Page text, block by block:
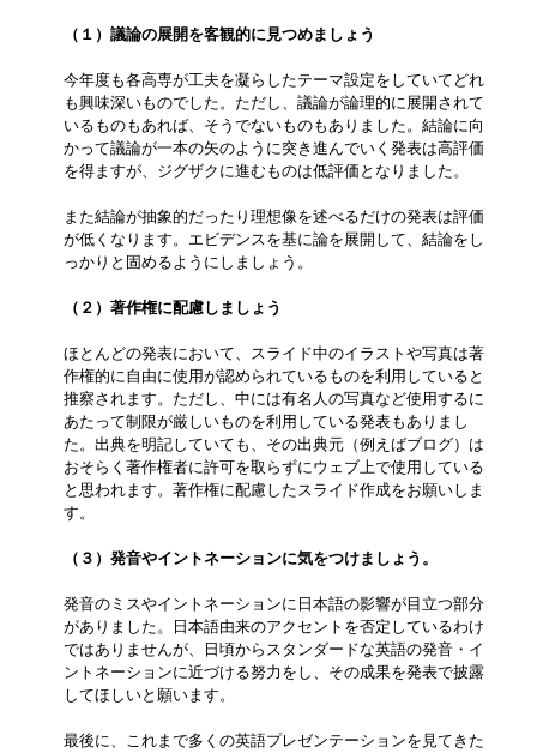
（１）議論の展開を客観的に見つめましょう
今年度も各高専が工夫を凝らしたテーマ設定をしていてどれ
も興味深いものでした。ただし、議論が論理的に展開されて
いるものもあれば、そうでないものもありました。結論に向
かって議論が一本の矢のように突き進んでいく発表は高評価
を得ますが、ジグザクに進むものは低評価となりました。
また結論が抽象的だったり理想像を述べるだけの発表は評価
が低くなります。エビデンスを基に論を展開して、結論をし
っかりと固めるようにしましょう。
（２）著作権に配慮しましょう
ほとんどの発表において、スライド中のイラストや写真は著
作権的に自由に使用が認められているものを利用していると
推察されます。ただし、中には有名人の写真など使用するに
あたって制限が厳しいものを利用している発表もありまし
た。出典を明記していても、その出典元（例えばブログ）は
おそらく著作権者に許可を取らずにウェブ上で使用している
と思われます。著作権に配慮したスライド作成をお願いしま
す。
（３）発音やイントネーションに気をつけましょう。
発音のミスやイントネーションに日本語の影響が目立つ部分
がありました。日本語由来のアクセントを否定しているわけ
ではありませんが、日頃からスタンダードな英語の発音・イ
ントネーションに近づける努力をし、その成果を発表で披露
してほしいと願います。
最後に、これまで多くの英語プレゼンテーションを見てきた